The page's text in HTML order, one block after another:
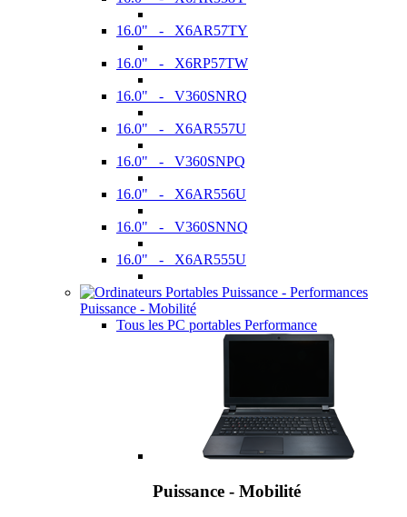
16.0" - X6AR57TY
16.0" - X6RP57TW
16.0" - V360SNRQ
16.0" - X6AR557U
16.0" - V360SNPQ
16.0" - X6AR556U
16.0" - V360SNNQ
16.0" - X6AR555U
Puissance - Mobilité
Tous les PC portables Performance
Puissance - Mobilité